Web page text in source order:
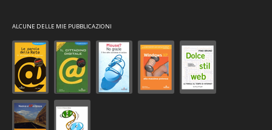
ALCUNE DELLE MIE PUBBLICAZIONI